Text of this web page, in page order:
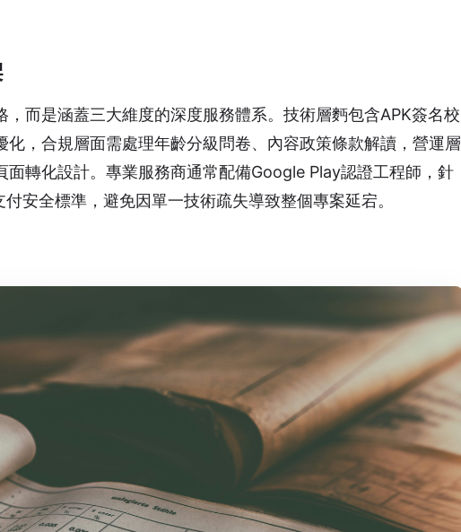
，而是涵蓋三大維度的深度服務體系。技術層麪包含APK簽名校
化，合規層面需處理年齡分級問卷、內容政策條款解讀，營運層
面轉化設計。專業服務商通常配備Google Play認證工程師，針
安全標準，避免因單一技術疏失導致整個專案延宕。